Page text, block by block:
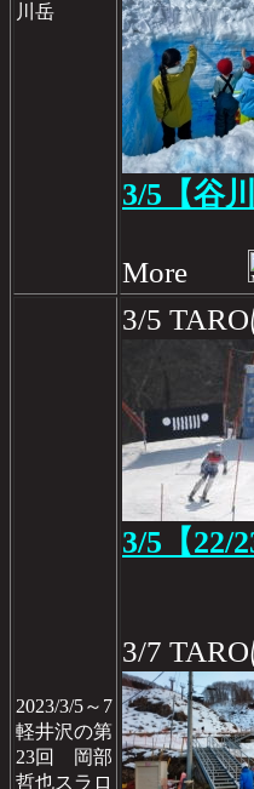
川岳
3/5【谷
More
2023/3/5～7
軽井沢の第
23回 岡部
哲也スラロ
3/5
3/5【22/
3/7